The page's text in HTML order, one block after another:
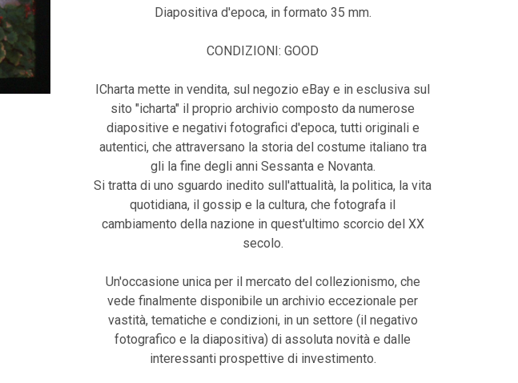
Diapositiva d'epoca, in formato 35 mm.
CONDIZIONI: GOOD
ICharta mette in vendita, sul negozio eBay e in esclusiva sul
sito "icharta" il proprio archivio composto da numerose
diapositive e negativi fotografici d'epoca, tutti originali e
autentici, che attraversano la storia del costume italiano tra
gli la fine degli anni Sessanta e Novanta.
Si tratta di uno sguardo inedito sull'attualità, la politica, la vita
quotidiana, il gossip e la cultura, che fotografa il
cambiamento della nazione in quest'ultimo scorcio del XX
secolo.
Un'occasione unica per il mercato del collezionismo, che
vede finalmente disponibile un archivio eccezionale per
vastità, tematiche e condizioni, in un settore (il negativo
fotografico e la diapositiva) di assoluta novità e dalle
interessanti prospettive di investimento.